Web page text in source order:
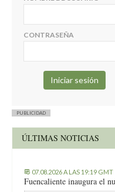
Es más; no sabe ni
Patético. 😏
CONTRASEÑA
PUBLICIDAD
ÚLTIMAS NOTICIAS
07.08.2026 A LAS 19:19 GMT
Fuencaliente inaugura el